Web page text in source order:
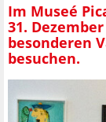
Im Museé
31.
besonderen
besuchen.